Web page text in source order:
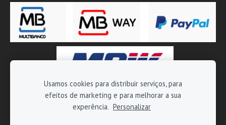
Copyright © 2026 Moto-Tech - Todos os direitos reservados
Usamos cookies para distribuir serviços, para
efeitos de marketing e para melhorar a sua
experência. Personalizar